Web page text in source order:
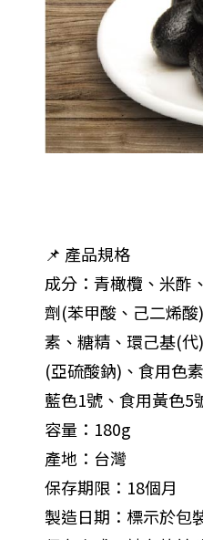
📌 產品規格
成分：青橄欖、米酢
劑(苯甲酸、己二烯
素、糖精、環己基(
(亞硫酸鈉)、食用色
藍色1號、食用黃色5
容量：180g
產地：台灣
保存期限：18個月
製造日期：標示於包